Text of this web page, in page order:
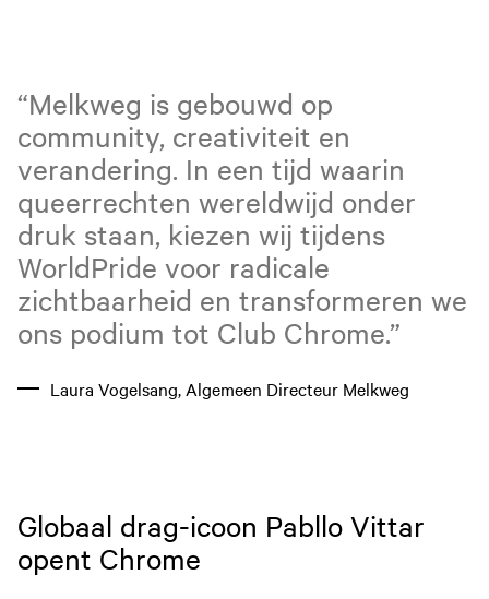
“Melkweg is gebouwd op
community, creativiteit en
verandering. In een tijd waarin
queerrechten wereldwijd onder
druk staan, kiezen wij tijdens
WorldPride voor radicale
zichtbaarheid en transformeren we
ons podium tot Club Chrome.”
Laura Vogelsang, Algemeen Directeur Melkweg
Globaal drag-icoon Pabllo Vittar
opent Chrome